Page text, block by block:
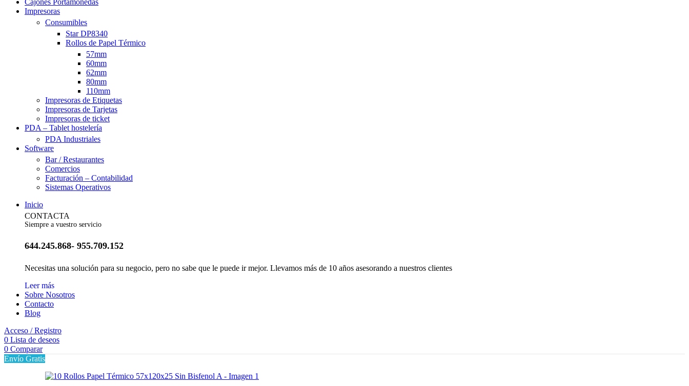
Impresoras
Consumibles
Star DP8340
Rollos de Papel Térmico
57mm
60mm
62mm
80mm
110mm
Impresoras de Etiquetas
Impresoras de Tarjetas
Impresoras de ticket
PDA – Tablet hostelería
PDA Industriales
Software
Bar / Restaurantes
Comercios
Facturación – Contabilidad
Sistemas Operativos
Inicio
CONTACTA
Siempre a vuestro servicio
644.245.868- 955.709.152
Necesitas una solución para su negocio, pero no sabe que le puede ir mejor. Llevamos más de 10 años asesorando a nuestros clientes
Leer más
Sobre Nosotros
Contacto
Blog
Acceso / Registro
0 Lista de deseos
0 Comparar
Envío Gratis